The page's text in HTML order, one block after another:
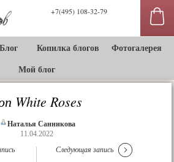
+7(495) 108-32-79
Блог Копилка блогов
Фотогалерея
Мой блог
White Roses
Наталья Санникова
11.04.2022
Следующая запись